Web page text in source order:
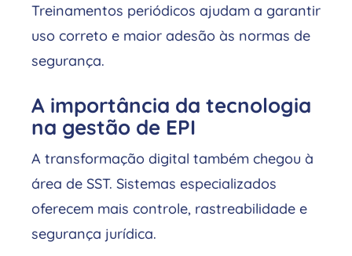
Treinamentos periódicos ajudam a garantir
uso correto e maior adesão às normas de
segurança.
A importância da tecnologia
na gestão de EPI
A transformação digital também chegou à
área de SST. Sistemas especializados
oferecem mais controle, rastreabilidade e
segurança jurídica.